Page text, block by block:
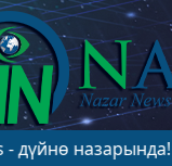
назарында!